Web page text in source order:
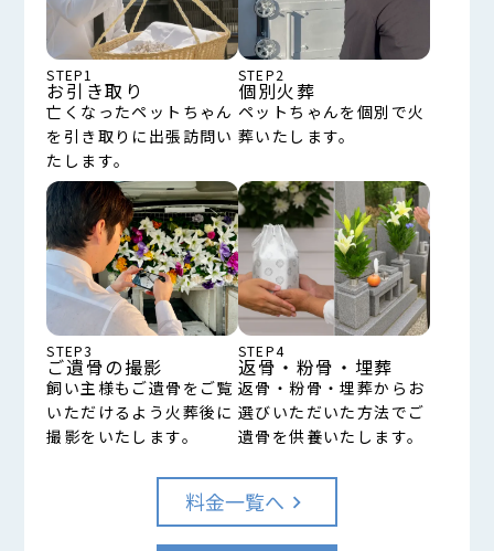
STEP1
お引き取り
亡くなったペットちゃん
を引き取りに出張訪問い
たします。
STEP2
個別火葬
ペットちゃんを個別で火
葬いたします。
STEP3
ご遺骨の撮影
飼い主様もご遺骨をご覧
いただけるよう火葬後に
撮影をいたします。
STEP4
返骨・粉骨・埋葬
返骨・粉骨・埋葬からお
選びいただいた方法でご
遺骨を供養いたします。
料金一覧へ keyboard_arrow_right